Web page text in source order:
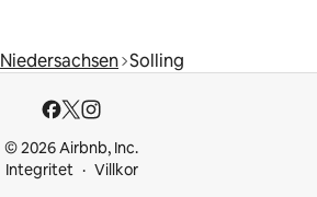
Niedersachsen Solling
© 2026 Airbnb, Inc.
Integritet
Villkor